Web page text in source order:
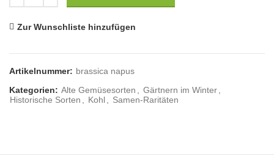
Zur Wunschliste hinzufügen
Artikelnummer: brassica napus
Kategorien: Alte Gemüsesorten Gärtnern im Winter
Historische Sorten
Kohl Samen-Raritäten